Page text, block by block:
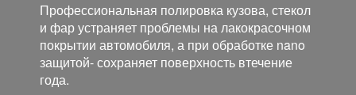
Профессиональная полировка кузова, стекол
и фар устраняет проблемы на лакокрасочном
покрытии автомобиля, а при обработке nano
защитой- сохраняет поверхность втечение
года.